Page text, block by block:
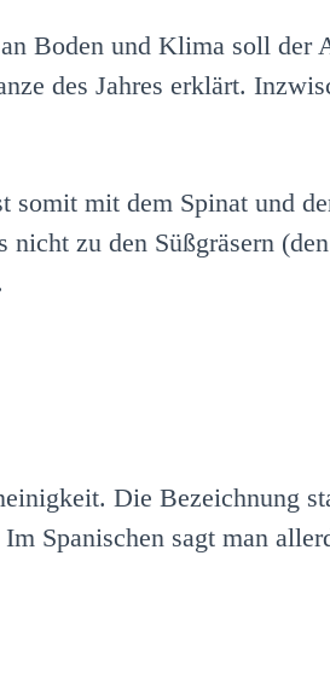
Boden und Klima soll der
des Jahres erklärt.
somit mit dem Spinat und
zu den Süßgräsern
Die Bezeichnung
Spanischen sagt man